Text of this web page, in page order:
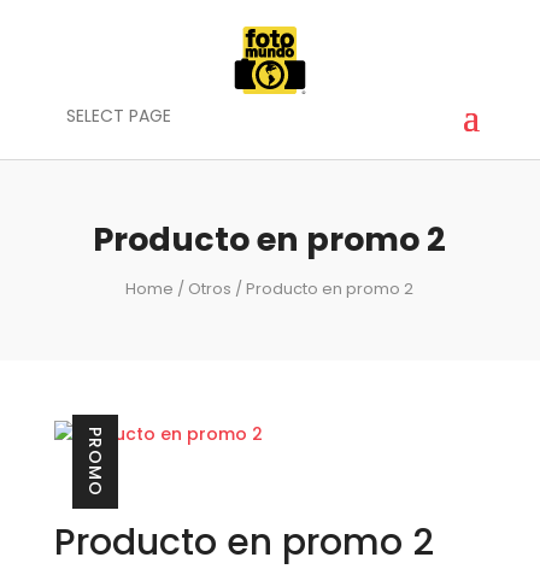
SELECT PAGE
Producto en promo 2
Home / Otros / Producto en promo 2
PROMO
Producto en promo 2